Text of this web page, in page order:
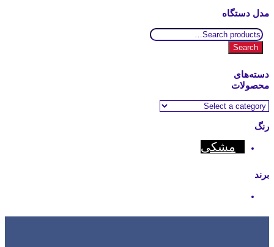
مدل دستگاه
Search
for:
Search
دسته‌های
محصولات
رنگ
مشکی
برند